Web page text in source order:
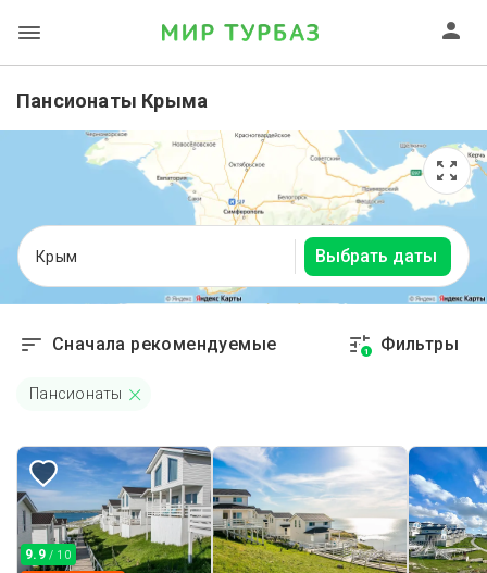
Пансионаты Крыма
Крым Выбрать даты
Сначала рекомендуемые 1 Фильтры
Пансионаты
9.9 / 10